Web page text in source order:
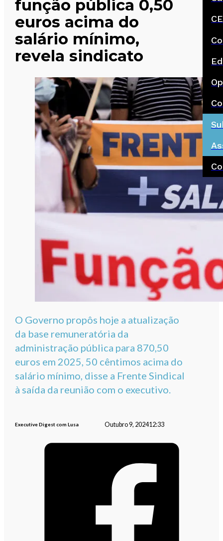
função pública 0,50
euros acima do
salário mínimo,
revela sindicato
O Governo propôs hoje a atualização
da base remuneratória da
administração pública para 870,50
euros em 2025, 50 cêntimos acima do
salário mínimo, disse a Frente Sindical
à saída da reunião com o executivo.
Executive Digest com Lusa Outubro 9, 202412:33